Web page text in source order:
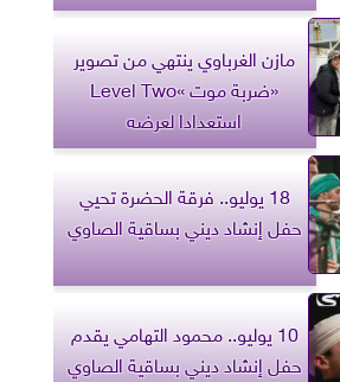
مازن الغرباوي ينتهي من تصوير
«ضربة موت »Level Two
استعدادا لعرضه
18 يوليو.. فرقة الحضرة تحيي
حفل إنشاد ديني بساقية الصاوي
10 يوليو.. محمود التهامي يقدم
حفل إنشاد ديني بساقية الصاوي